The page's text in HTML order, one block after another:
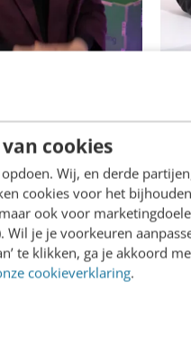
cookies
Wij, en derde
cookies voor het
ook voor
je je voorkeuren
te klikken, ga je akkoord
cookieverklaring.
AI